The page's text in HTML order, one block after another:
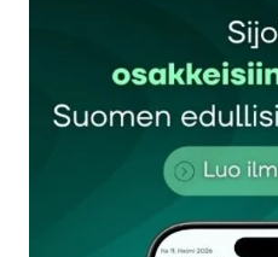
jota nyky johto harrastaa
suosivaa järkevää
Hardytitus
13.11.2019 at 09:47